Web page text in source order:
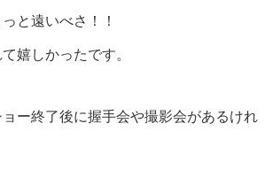
と遠いべさ！！
嬉しかったです。
ー終了後に握手会や撮影会があるけれ